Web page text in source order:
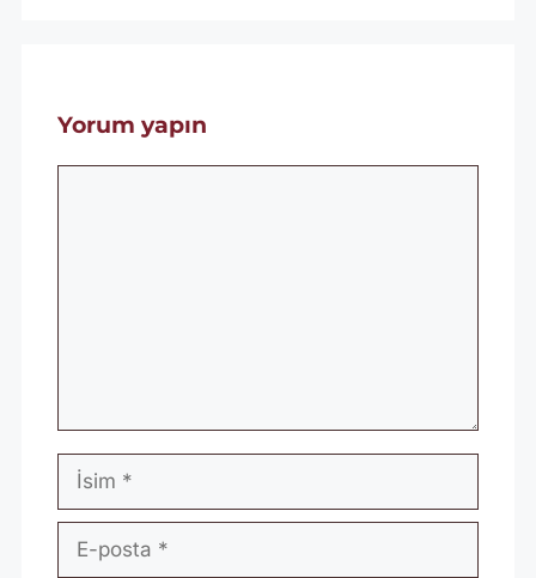
Yorum yapın
İsim
posta